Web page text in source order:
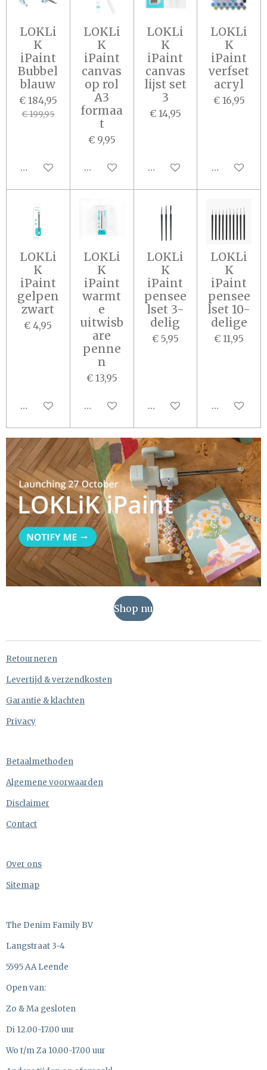
LOKLi
K
iPaint
Bubbel
blauw
€ 184,95
€ 199,95
In winkelwagen
LOKLi
K
iPaint
canvas
op rol
A3
formaa
t
€ 9,95
In winkelwagen
LOKLi
K
iPaint
canvas
lijst set
3
€ 14,95
In winkelwagen
LOKLi
K
iPaint
verfset
acryl
€ 16,95
In
LOKLi
K
iPaint
gelpen
zwart
€ 4,95
In winkelwagen
LOKLi
K
iPaint
warmt
e
uitwisb
are
penne
n
€ 13,95
In winkelwagen
LOKLi
K
iPaint
pensee
lset 3-
delig
€ 5,95
In winkelwagen
LOKLi
K
iPaint
pensee
lset 10-
delige
€ 11,95
In
Shop nu
Retourneren
Levertijd & verzendkosten
Garantie & klachten
Privacy
Betaalmethoden
Algemene voorwaarden
Disclaimer
Contact
Over ons
Sitemap
The Denim Family BV
Langstraat 3-4
5595 AA Leende
Open van:
Zo & Ma gesloten
Di 12.00-17.00 uur
Wo t/m Za 10.00-17.00 uur